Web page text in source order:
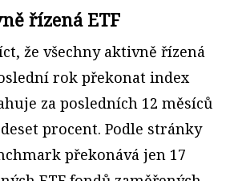
řízená ETF
že všechny aktivně řízená
rok překonat index
za posledních 12 měsíců
procent. Podle stránky
překonává jen 17